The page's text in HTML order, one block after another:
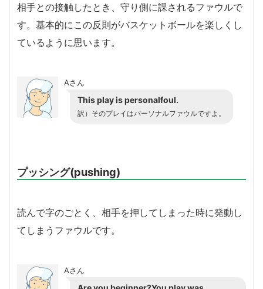
相手との接触したとき、守り側に課されるファウルで
す。基本的にこの反則がバスケットボールを楽しくし
ているように思います。
Aさん
This play is personalfoul.
訳）そのプレイはパーソナルファウルですよ。
プッシング(pushing)
読んで字のごとく、相手を押してしまった時に発動し
てしまうファウルです。
Aさん